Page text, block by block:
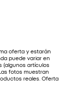
oferta y estarán
puede variar en
(algunos artículos
fotos muestran
reales. Oferta